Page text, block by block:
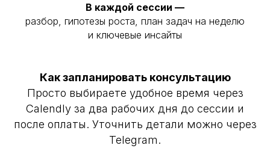
В каждой сессии —
разбор, гипотезы роста, план задач на неделю
и ключевые инсайты
Как запланировать консультацию
Просто выбираете удобное время через
Calendly за два рабочих дня до сессии и
после оплаты. Уточнить детали можно через
Telegram.